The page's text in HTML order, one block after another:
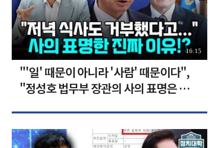
16:15
"'일' 때문이 아니라 '사람' 때문이다",
"정성호 법무부 장관의 사의 표명은 이재